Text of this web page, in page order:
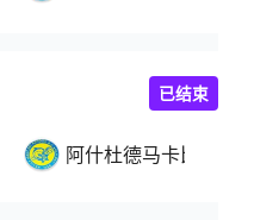
阿什杜德马卡比
已结束